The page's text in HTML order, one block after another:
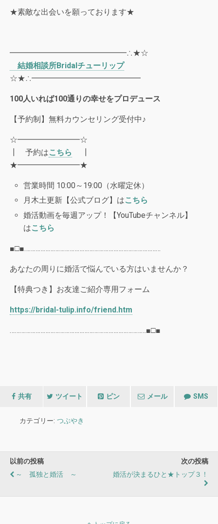
★素敵な出会いを願っております★
━━━━━━━━━━━━━━━∴★☆
結婚相談所Bridal チューリップ
☆★∴━━━━━━━━━━━━━━
100人いれば100通りの幸せをプロデュース
【予約制】無料カウンセリング受付中♪
☆━━━━━━━━☆
┃ 予約はこちら
★━━━━━━━━★
営業時間 10:00～19:00（水曜定休）
月木土更新【公式ブログ】はこちら
婚活動画を毎週アップ！【YouTubeチャンネル】
はこちら
■□■…………………………………………………………………………
あなたの周りに婚活で悩んでいる方はいませんか？
【特典つき】お友達ご紹介専用フォーム
https://bridal-tulip.info/friend.htm
…………………………………………………………………………■□■
共有 ツイート ピン メール SMS
カテゴリー: つぶやき
以前の投稿
～ 孤独と婚活 ～
次の投稿
婚活が決まるひと★トップ３！